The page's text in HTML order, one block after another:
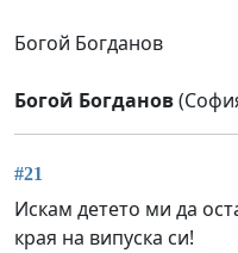
Богой Богданов
Богой Богданов
#21
Искам детето ми да
края на випуска си!